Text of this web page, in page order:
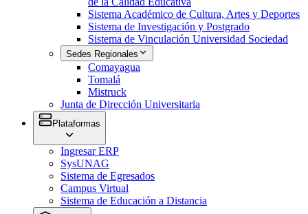
Sistema Académico de Cultura, Artes y Deportes
Sistema de Investigación y Postgrado
Sistema de Vinculación Universidad Sociedad
Sedes Regionales
Comayagua
Tomalá
Mistruck
Junta de Dirección Universitaria
Plataformas
Ingresar ERP
SysUNAG
Sistema de Egresados
Campus Virtual
Sistema de Educación a Distancia